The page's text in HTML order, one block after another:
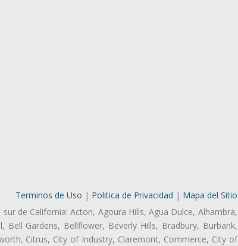
Terminos de Uso | Politica de Privacidad | Mapa del Sitio
de California: Acton, Agoura Hills, Agua Dulce, Alhambra,
Gardens, Bellflower, Beverly Hills, Bradbury, Burbank,
Citrus, City of Industry, Claremont, Commerce, City of